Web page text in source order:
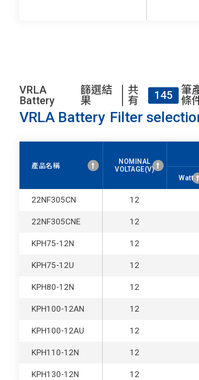
VRLA
Battery
篩選結
果
共
有
145
筆
條
VRLA Battery Filter
產品名稱
NOMINAL
VOLTAGE(V)
Watt
VOLTAGE(V)
22NF305CN 12
22NF305CNE 12
KPH75-12N 12
KPH75-12U 12
KPH80-12N 12
KPH100-12AN 12
KPH100-12AU 12
KPH110-12N 12
KPH130-12N 12